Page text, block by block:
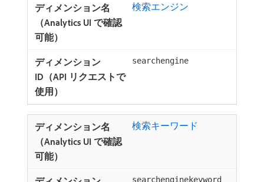
検索エンジン
searchengine
検索キーワード
searchenginekeyword